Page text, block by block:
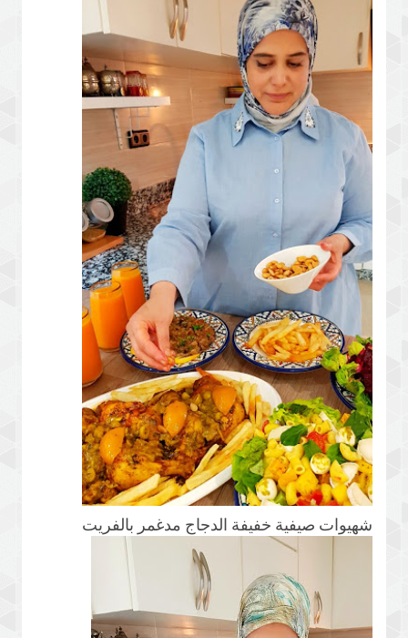
شهيوات صيفية خفيفة الدجاج مدغمر بالفريت